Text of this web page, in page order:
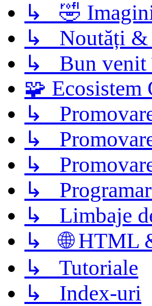
↳ 🤣
↳ Noutăți &
↳ Bun venit
🧩 Ecosistem
↳
↳
↳
↳
↳ Limbaje
↳ 🌐 HTML
↳ Tutoriale
↳ Index-uri